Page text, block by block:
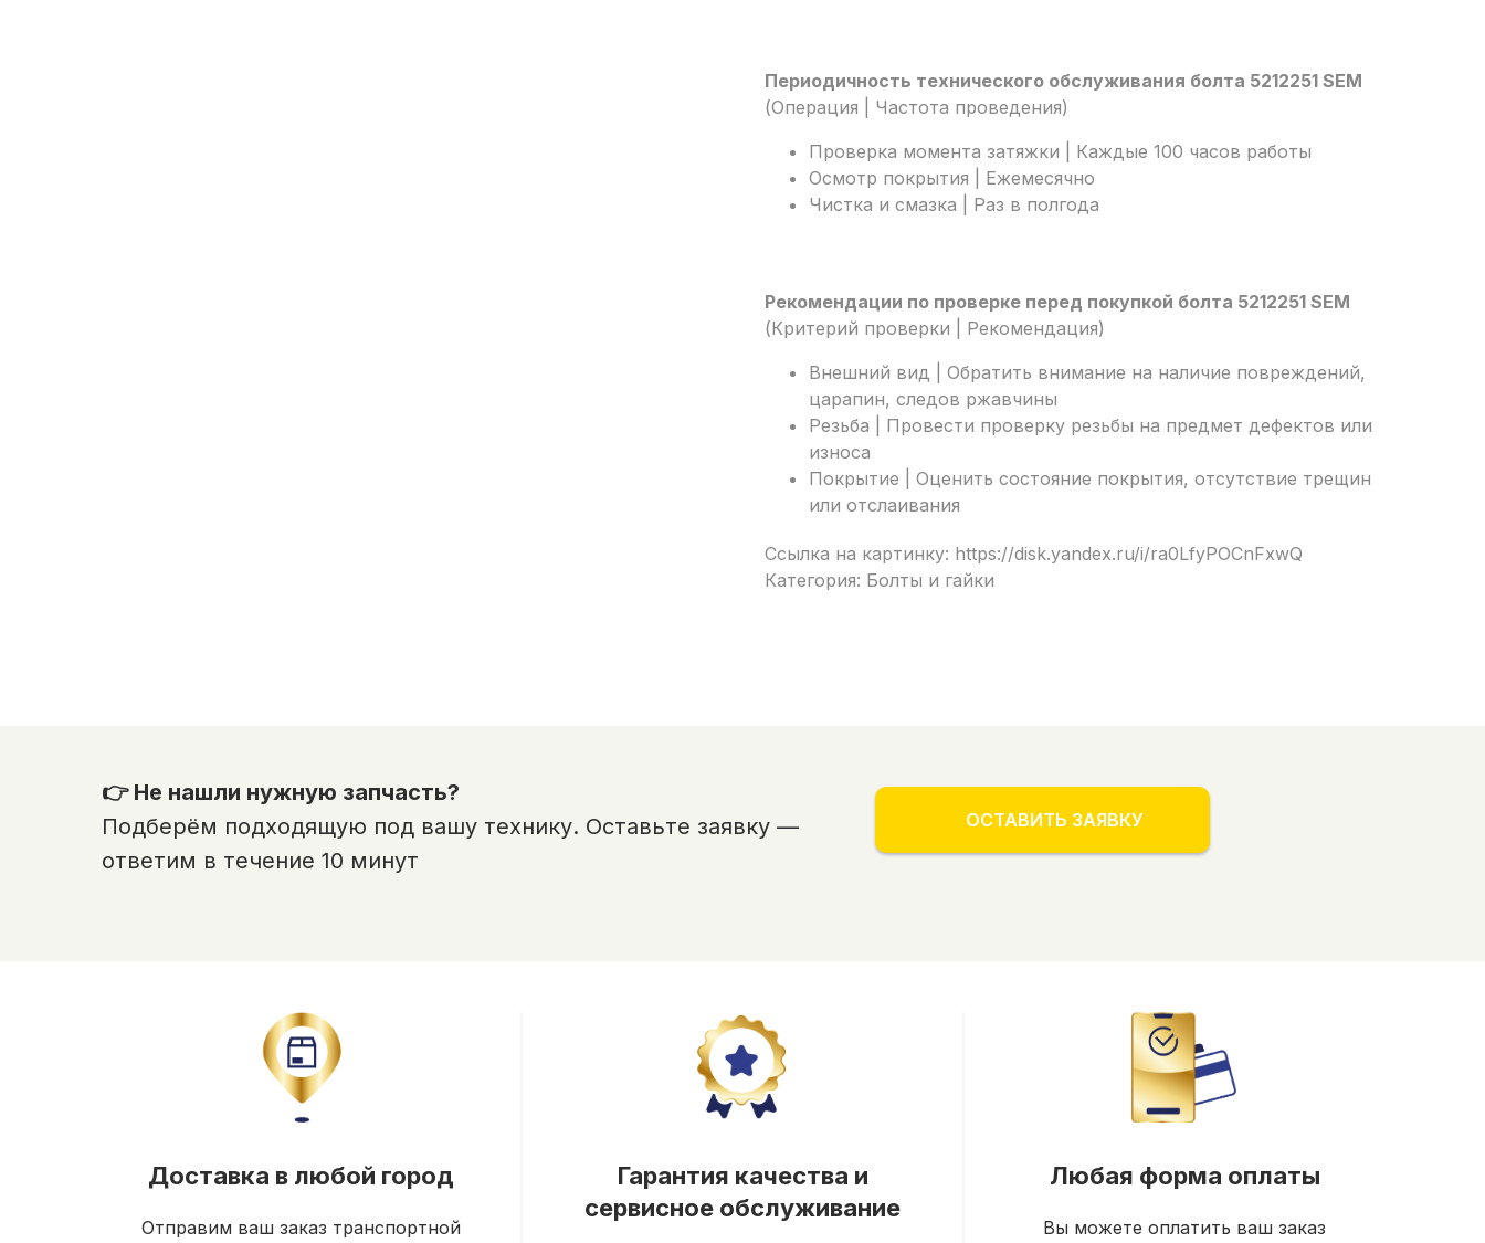
Периодичность технического обслуживания болта 5212251 SEM
(Операция | Частота проведения)
Проверка момента затяжки | Каждые 100 часов работы
Осмотр покрытия | Ежемесячно
Чистка и смазка | Раз в полгода
Рекомендации по проверке перед покупкой болта 5212251 SEM
(Критерий проверки | Рекомендация)
Внешний вид | Обратить внимание на наличие повреждений,
царапин, следов ржавчины
Резьба | Провести проверку резьбы на предмет дефектов или
износа
Покрытие | Оценить состояние покрытия, отсутствие трещин
или отслаивания
Ссылка на картинку: https://disk.yandex.ru/i/ra0LfyPOCnFxwQ
Категория: Болты и гайки
👉 Не нашли нужную запчасть?
Подберём подходящую под вашу технику. Оставьте заявку —
ответим в течение 10 минут
ОСТАВИТЬ ЗАЯВКУ
Доставка в любой город
Отправим ваш заказ транспортной
Гарантия качества и
сервисное обслуживание
Любая форма оплаты
Вы можете оплатить ваш заказ